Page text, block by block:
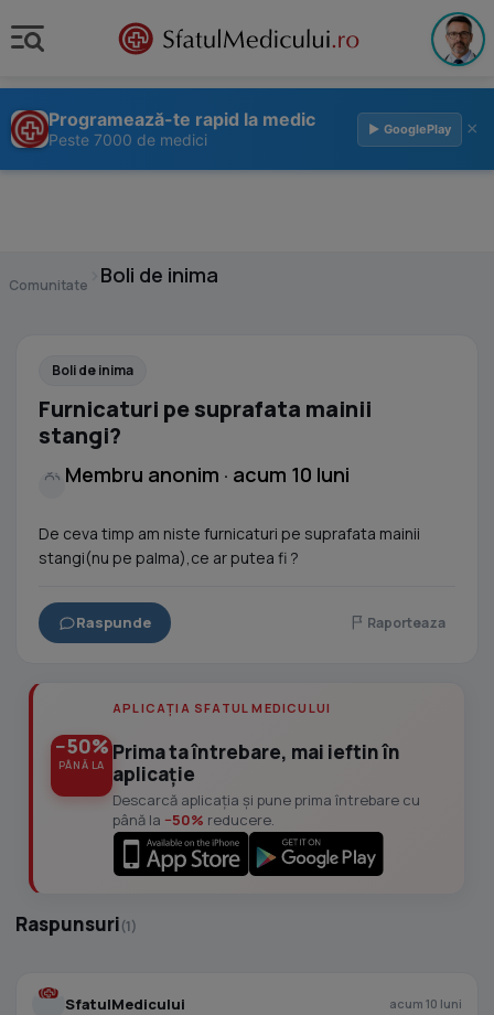
Programează-te rapid la medic
Peste 7000 de medici
▶ GooglePlay ×
Comunitate Boli de inima
Boli de inima
Furnicaturi pe suprafata mainii
stangi?
Membru anonim · acum 10 luni
De ceva timp am niste furnicaturi pe suprafata mainii
stangi(nu pe palma),ce ar putea fi ?
Raspunde Raporteaza
−50%
PÂNĂ LA
APLICAȚIA SFATUL MEDICULUI
Prima ta întrebare, mai ieftin în
aplicație
Descarcă aplicația și pune prima întrebare cu
până la −50% reducere.
Raspunsuri(1)
SfatulMedicului acum 10 luni